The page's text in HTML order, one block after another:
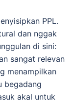
PPL.
dan nggak
di sini:
sangat relevan
menampilkan
begadang
akal untuk